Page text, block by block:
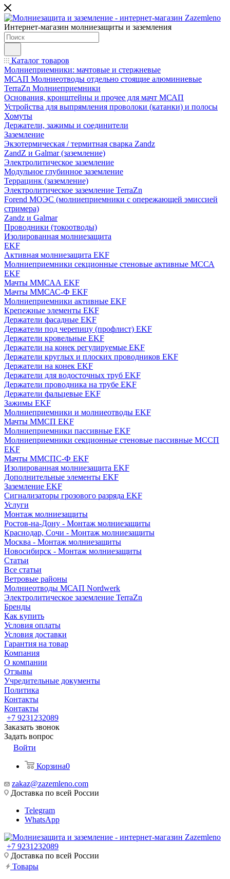
Интернет-магазин молниезащиты и заземления
Каталог товаров
Молниеприемники: мачтовые и стержневые
МСАП Молниеотводы отдельно стоящие алюминиевые
TerraZn Молниеприемники
Основания, кронштейны и прочее для мачт МСАП
Устройства для выпрямления проволоки (катанки) и полосы
Хомуты
Держатели, зажимы и соединители
Заземление
Экзотермическая / термитная сварка Zandz
ZandZ и Galmar (заземление)
Электролитическое заземление
Модульное глубинное заземление
Террацинк (заземление)
Электролитическое заземление TerraZn
Forend МОЭС (молниеприемники с опережающей эмиссией
стримера)
Zandz и Galmar
Проводники (токоотводы)
Изолированная молниезащита
EKF
Активная молниезащита EKF
Молниеприемники секционные стеновые активные МССА
EKF
Мачты ММСАА EKF
Мачты ММСАС-Ф EKF
Молниеприемники активные EKF
Крепежные элементы EKF
Держатели фасадные EKF
Держатели под черепицу (профлист) EKF
Держатели кровельные EKF
Держатели на конек регулируемые EKF
Держатели круглых и плоских проводников EKF
Держатели на конек EKF
Держатели для водосточных труб EKF
Держатели проводника на трубе EKF
Держатели фальцевые EKF
Зажимы EKF
Молниеприемники и молниеотводы EKF
Мачты ММСП EKF
Молниеприемники пассивные EKF
Молниеприемники секционные стеновые пассивные МССП
EKF
Мачты ММСПС-Ф EKF
Изолированная молниезащита EKF
Дополнительные элементы EKF
Заземление EKF
Сигнализаторы грозового разряда EKF
Услуги
Монтаж молниезащиты
Ростов-на-Дону - Монтаж молниезащиты
Краснодар, Сочи - Монтаж молниезащиты
Москва - Монтаж молниезащиты
Новосибирск - Монтаж молниезащиты
Статьи
Все статьи
Ветровые районы
Молниеотводы МСАП Nordwerk
Электролитическое заземление TerraZn
Бренды
Как купить
Условия оплаты
Условия доставки
Гарантия на товар
Компания
О компании
Отзывы
Учредительные документы
Политика
Контакты
Контакты
+7 9231232089
Заказать звонок
Задать вопрос
Войти
Корзина0
zakaz@zazemleno.com
Доставка по всей России
Telegram
WhatsApp
+7 9231232089
Доставка по всей России
Товары